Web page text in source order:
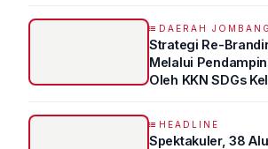
DAERAH JOMBANG
Strategi Re-
Melalui
Oleh KKN SDGs
HEADLINE
Spektakuler, 38